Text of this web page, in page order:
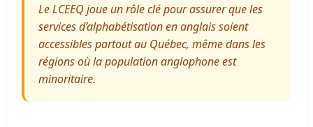
Le LCEEQ joue un rôle clé pour assurer que les
services d’alphabétisation en anglais soient
accessibles partout au Québec, même dans les
régions où la population anglophone est
minoritaire.